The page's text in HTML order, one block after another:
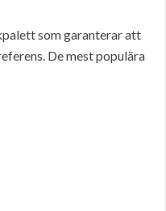
som garanterar att
De mest populära